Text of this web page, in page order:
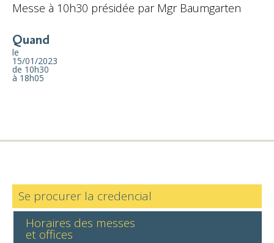
Messe à 10h30 présidée par Mgr Baumgarten
Quand
le
15/01/2023
de 10h30
à 18h05
Se procurer la credencial
Horaires des messes
et offices